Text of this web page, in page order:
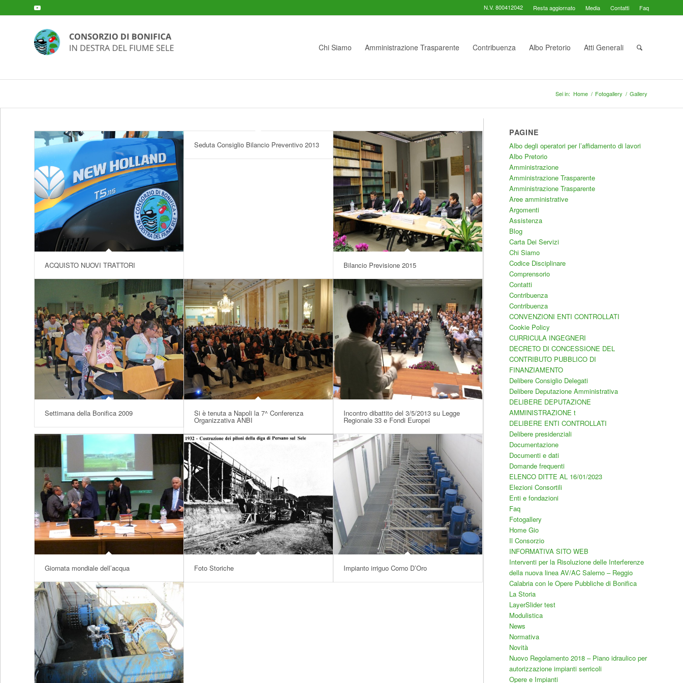
Resta aggiornato Media Contatti Faq
N.V. 800412042
Chi Siamo Amministrazione Trasparente Contribuenza Albo Pretorio Atti Generali
Sei in: Home / Fotogallery / Gallery
ACQUISTO NUOVI TRATTORI
Seduta Consiglio Bilancio Preventivo 2013
Bilancio Previsione 2015
Settimana della Bonifica 2009 Si è tenuta a Napoli la 7^ Conferenza
Organizzativa ANBI
Incontro dibattito del 3/5/2013 su Legge
Regionale 33 e Fondi Europei
Giornata mondiale dell’acqua Foto Storiche Impianto irriguo Corno D’Oro
PAGINE
Albo degli operatori per l’affidamento di lavori
Albo Pretorio
Amministrazione
Amministrazione Trasparente
Amministrazione Trasparente
Aree amministrative
Argomenti
Assistenza
Blog
Carta Dei Servizi
Chi Siamo
Codice Disciplinare
Comprensorio
Contatti
Contribuenza
Contribuenza
CONVENZIONI ENTI CONTROLLATI
Cookie Policy
CURRICULA INGEGNERI
DECRETO DI CONCESSIONE DEL
CONTRIBUTO PUBBLICO DI
FINANZIAMENTO
Delibere Consiglio Delegati
Delibere Deputazione Amministrativa
DELIBERE DEPUTAZIONE
AMMINISTRAZIONE t
DELIBERE ENTI CONTROLLATI
Delibere presidenziali
Documentazione
Documenti e dati
Domande frequenti
ELENCO DITTE AL 16/01/2023
Elezioni Consortili
Enti e fondazioni
Faq
Fotogallery
Home Gio
Il Consorzio
INFORMATIVA SITO WEB
Interventi per la Risoluzione delle Interferenze
della nuova linea AV/AC Salerno – Reggio
Calabria con le Opere Pubbliche di Bonifica
La Storia
LayerSlider test
Modulistica
News
Normativa
Novità
Nuovo Regolamento 2018 – Piano idraulico per
autorizzazione impianti serricoli
Opere e Impianti